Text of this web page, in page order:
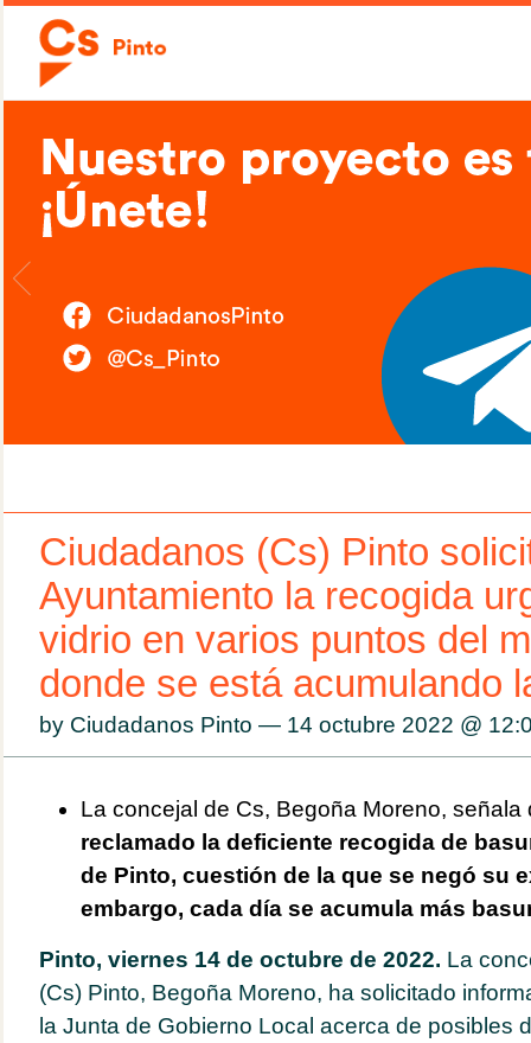
Ciudadanos (Cs) Pinto
Ayuntamiento la recogida
vidrio en varios puntos del
donde se está acumulando
by Ciudadanos Pinto — 14 octubre 2022 @
La concejal de Cs, Begoña Moreno,
reclamado la deficiente recogida de
de Pinto, cuestión de la que se negó su
embargo, cada día se acumula más
Pinto, viernes 14 de octubre de 2022. La
(Cs) Pinto, Begoña Moreno, ha solicitado
la Junta de Gobierno Local acerca de posibles